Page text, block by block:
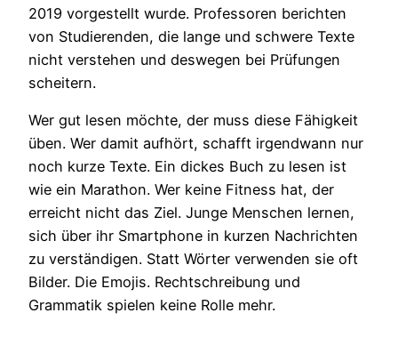
2019 vorgestellt wurde. Professoren berichten
von Studierenden, die lange und schwere Texte
nicht verstehen und deswegen bei Prüfungen
scheitern.
Wer gut lesen möchte, der muss diese Fähigkeit
üben. Wer damit aufhört, schafft irgendwann nur
noch kurze Texte. Ein dickes Buch zu lesen ist
wie ein Marathon. Wer keine Fitness hat, der
erreicht nicht das Ziel. Junge Menschen lernen,
sich über ihr Smartphone in kurzen Nachrichten
zu verständigen. Statt Wörter verwenden sie oft
Bilder. Die Emojis. Rechtschreibung und
Grammatik spielen keine Rolle mehr.